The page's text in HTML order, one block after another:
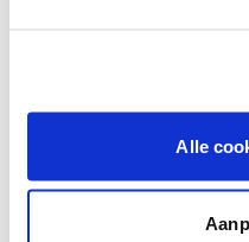
Alle
en couleur.
Obtenez un
l'éclairage et de